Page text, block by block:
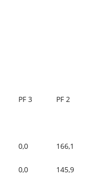
PF 3 PF 2
0,0 166,1
0,0 145,9